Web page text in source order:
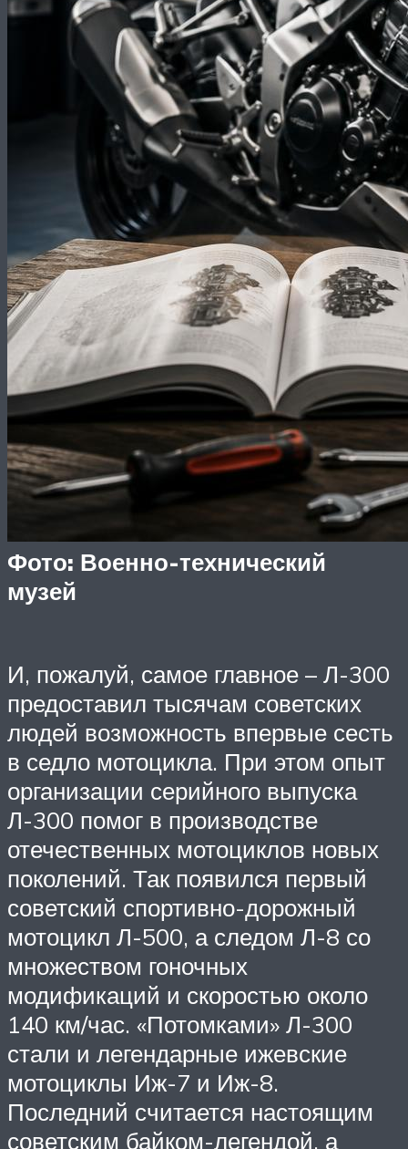
Фото: Военно-технический
музей
И, пожалуй, самое главное – Л-300
предоставил тысячам советских
людей возможность впервые сесть
в седло мотоцикла. При этом опыт
организации серийного выпуска
Л-300 помог в производстве
отечественных мотоциклов новых
поколений. Так появился первый
советский спортивно-дорожный
мотоцикл Л-500, а следом Л-8 со
множеством гоночных
модификаций и скоростью около
140 км/час. «Потомками» Л-300
стали и легендарные ижевские
мотоциклы Иж-7 и Иж-8.
Последний считается настоящим
советским байком-легендой, а